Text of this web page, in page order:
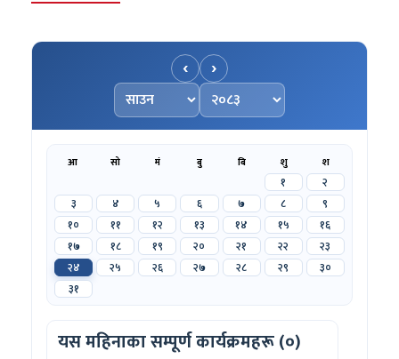
‹
महिना चयन गर्नुहोस्
वर्ष चयन गर्नुहोस्
›
आ सो मं बु बि शु श
१
२
३
४ ५ ६ ७ ८
९
१०
११ १२ १३ १४ १५
१६
१७
१८ १९ २० २१ २२
२३
२४
२५ २६ २७ २८ २९
३०
३१
यस महिनाका सम्पूर्ण कार्यक्रमहरू (०)